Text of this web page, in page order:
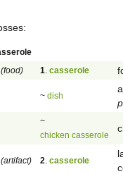
1 casserole
~ dish
~
chicken casserole
2 casserole